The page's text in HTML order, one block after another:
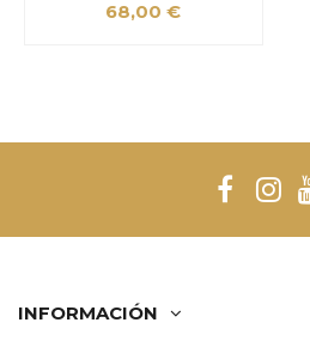
68,00 €
INFORMACIÓN